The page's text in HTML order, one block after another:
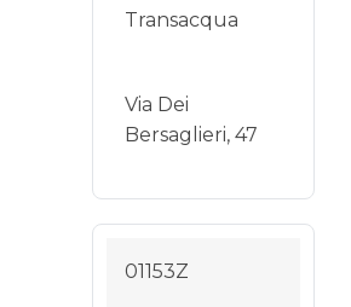
Transacqua
Via Dei
Bersaglieri, 47
01153Z